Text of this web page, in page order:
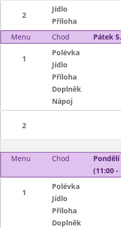
2
Jídlo
Příloha
Menu
Chod Pátek
1
Polévka
Jídlo
Příloha
Doplněk
Nápoj
2
Menu Chod
Pondělí
(11:00 -
1
Polévka
Jídlo
Příloha
Doplněk